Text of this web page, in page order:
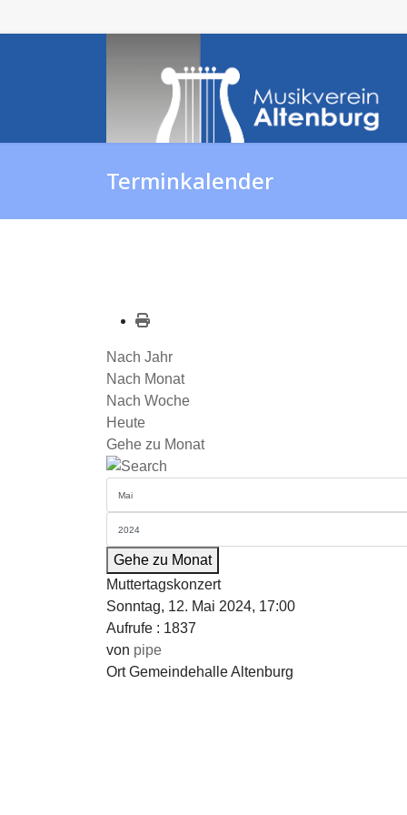
Terminkalender
Nach Jahr
Nach Monat
Nach Woche
Heute
Gehe zu Monat
Gehe zu Monat
Muttertagskonzert
Sonntag, 12. Mai 2024, 17:00
Aufrufe : 1837
von pipe
OrtGemeindehalle Altenburg